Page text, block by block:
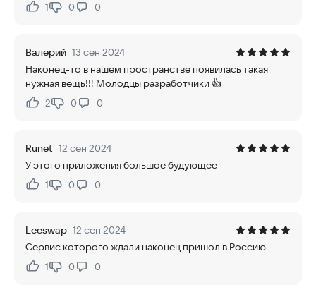
Нравится:
1Не нравится:
0 0
Валерий 13 сен 2024
Наконец-то в нашем пространстве появилась такая
нужная вещь!!! Молодцы разработчики 👍
Нравится:
2Не нравится:
0 0
Runet 12 сен 2024
У этого приложения большое будующее
Нравится:
1Не нравится:
0 0
Leeswap 12 сен 2024
Сервис которого ждали наконец пришол в Россию
Нравится:
1Не нравится:
0 0